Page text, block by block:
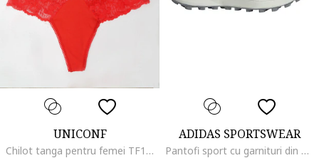
UNICONF
Chilot tanga pentru femei TF11, Multicolor
ADIDAS SPORTSWEAR
Pantofi sport cu garnituri din piele intoarsa si material sintetic Kantai, Albastru prafuit